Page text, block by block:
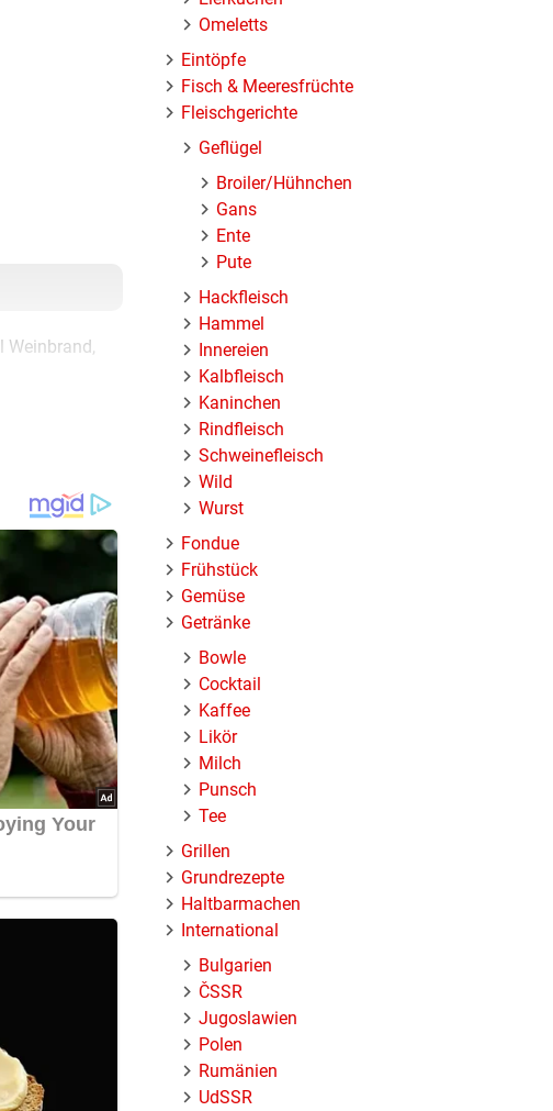
Weinbrand,
& auch
gehackte
Omeletts
Eintöpfe
Fisch & Meeresfrüchte
Fleischgerichte
Geflügel
Broiler/Hühnchen
Gans
Ente
Pute
Hackfleisch
Hammel
Innereien
Kalbfleisch
Kaninchen
Rindfleisch
Schweinefleisch
Wild
Wurst
Fondue
Frühstück
Gemüse
Getränke
Bowle
Cocktail
Kaffee
Likör
Milch
Punsch
Tee
Grillen
Grundrezepte
Haltbarmachen
International
Bulgarien
ČSSR
Jugoslawien
Polen
Rumänien
UdSSR